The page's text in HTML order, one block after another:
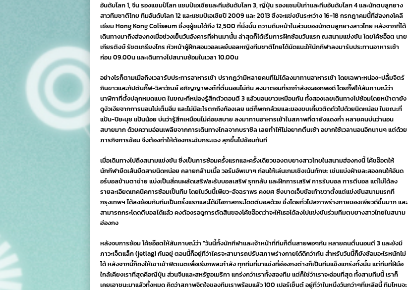
อันดับโลก 1, จีน รองแชมป์โลก แชมป์เอเซียและทีมอันดับโลก 3, ญี่ปุ่น รองแชมป์เก่าและทีมอันดับโลก 4 และนักตบลูกยาง
สาวทีมชาติไทย ทีมอันดับโลก 12 และแชมป์เอเซียปี 2009 และ 2013 ซึ่งจะแข่งขันระหว่าง 16-18 กรกฎาคมนี้ที่ฮ่องกงโคลี
เซียม Hong Kong Coliseum ซึ่งจุผู้ชมได้ถึง 12,500 ที่นั่งนั้น ความคืบหน้าในส่วนของนักตบลูกยางสาวไทย หลังจากที่ได้
เดินทางมาถึงฮ่องกงเมื่อช่วงเย็นวันอังคารที่ผ่านมานั้น ล่าสุดก็ได้เริ่มการฝึกซ้อมวันแรก ณสนามแข่งขัน โดยโค้ชอ๊อต นาย
เกียรติงษ์ รัชตเกรียงไกร หัวหน้าผู้ฝึกสอนวอลเลย์บอลหญิงทีมชาติไทยได้นัดแนะให้นักกีฬาลงมารับประทานอาหารเช้า
ก่อน 09.00น และเดินทางไปสนามซ้อมในเวลา 10.00น
อย่างไรก็ตามเมื่อถึงเวลารับประทารอาหารเช้า ปรากฎว่ามีหลายคนที่ไม่ได้ลงมาทานอาหารเช้า โดยเฉพาะหน่อง-ปลื้มจิตร์
ถินขาวและกัปตันกิ๊ฟ-วิลาวัณย์ อภิญญาพงศ์ที่ตื่นนอนไม่ทัน ลงมาตอนที่รถกำลังจะออกพอดี โดยกิ๊ฟให้สัมภาษณ์ว่า
นาฬิกาที่ตั้งปลุกหมดแบต ในขณะที่หน่องรู้สึกตัวตอนตี 3 แล้วนอนยาวเหมือนกัน ทั้งสองเลยเดินทางไปซ้อมโดยหน้าตายัง
ดูงัวเงียจากการนอนไม่เต็มอิ่ม และไม่มีอะไรตกถึงท้องเลย แต่ก็พกกล้วยและของขบเคี้ยวติดตัวไปด้วยนิดหน่อย ในขณะที่
แป้น-ปิยะนุช แป้นน้อย บ่นว่ารู้สึกเหมือนไม่ค่อยสบาย ลงมาทานอาหารเช้าในสภาพที่ตายังแดงก่ำ หลายคนบ่นว่านอน
สบายมาก ด้วยความอ่อนเพลียจากการเดินทางไกลจากบราซิล เลยทำให้ไม่อยากตื่นเช้า อยากใช้เวลานอนอีกนานๆ แต่ด้วย
ภารกิจการซ้อม จึงต้องทำให้ต้องกระฉับกระเฉง ลุกขึ้นไปซ้อมทันที
เมื่อเดินทางไปถึงสนามแข่งขัน ซึ่งเป็นการซ้อมครั้งแรกและครั้งเดียวของตบยางสาวไทยในสนามฮ่องกงนี้ โค้ชอ๊อตให้
นักกีฬายืดเส้นยืดสายนิดหน่อย คลายกล้ามเนื้อ วอร์มอัพเบาๆ ก่อนให้เล่นเกมเชิงเน้นทักษะ เช่นแบ่งฝ่ายละสองคนให้อันด
อร์บอลข้ามตาข่าย แบ่งเป็นสี่คนผลัดเสริฟละรับบอลเสริฟ รุกกลับ และฝึกการเสริฟ การรับบอล การตีบอล แต่ไม่ได้ลง
รายละเอียดเทคนิคการซ้อมเป็นทีม โดยในวันนี้เพียว-อัจฉราพร คงยศ ซึ่งบาดเจ็บข้อเท้าขวาตั้งแต่แข่งขันสนามแรกที่
กรุงเทพฯ ได้ลงซ้อมกับทีมเป็นครั้งแรกและได้มีโอกาสกระโดดตีบอลด้วย ซึ่งโดยทั่วไปสภาพร่างกายของเพียวดีขึ้นมาก และ
สามารถกระโดดตีบอลได้แล้ว คงต้องรอดูการตัดสินของโค้ชอ๊อตว่าจะให้เธอได้ลงไปแข่งขันร่วมทีมตบยางสาวไทยในสนาม
ฮ่องกง
หลังจบการซ้อม โค้ชอ๊อตให้สัมภาษณ์ว่า “วันนี้ทั้งนักกีฬาและเจ้าหน้าที่ทีมก็ตื่นสายพอๆกัน หลายคนตื่นนอนตี 3 และยังมี
ภาวะเจ็ตแล็ก (jetlag) กันอยู่ ตอนนี้ก็อยู่ที่ว่าใครจะสามารถปรับสภาพร่างกายได้ดีกว่ากัน สำหรับวันนี้ก็ยังซ้อมอะไรหนักไม่
ได้ หลังจากนี้ก็คงให้เขาเข้าฟิตเนตเพื่อเรียกพละกำลัง ทุกทีมที่มาแข่งที่ฮ่องกงต่างก็เป็นทีมแข็งแกร่งทั้งนั้น แต่ทีมที่ฝีมือ
ใกล้เคียงเราที่สุดคือญี่ปุ่น ส่วนจีนและสหรัฐอเมริกา แกร่งกว่าเราทั้งสองทีม แต่ก็ใช่ว่าเราจะอ่อนที่สุด ทั้งสามทีมนี้ เราก็
เคยเอาชนะมาแล้วทั้งหมด คิดว่าสภาพจิตใจของทีมเราพร้อมแล้ว 100 เปอร์เซ็นต์ อยู่ที่ว่าในหนึ่งวันกว่าๆที่เหลือนี้ ทีมไหนจะ